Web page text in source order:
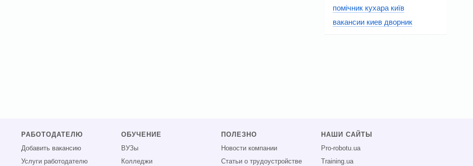
помічник кухара київ
вакансии киев дворник
РАБОТОДАТЕЛЮ
Добавить вакансию
Услуги работодателю
ОБУЧЕНИЕ
ВУЗы
Колледжи
ПОЛЕЗНО
Новости компании
Статьи о трудоустройстве
НАШИ САЙТЫ
Pro-robotu.ua
Training.ua